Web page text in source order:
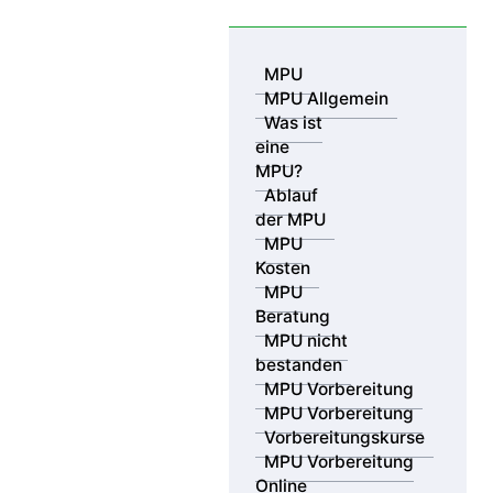
MPU
MPU Allgemein
Was ist
eine
MPU?
Ablauf
der MPU
MPU
Kosten
MPU
Beratung
MPU nicht
bestanden
MPU Vorbereitung
MPU Vorbereitung
Vorbereitungskurse
MPU Vorbereitung
Online
MPU Lexikon: Alle Begriffe rund um die MPU
MPU Lexikon: Alle
Begriffe rund um die
, soll Ihnen in der
Vorbereitungszeit zum MPU Test helfen die
Fachwörter besser zu Verstehen. Diese Seite wird